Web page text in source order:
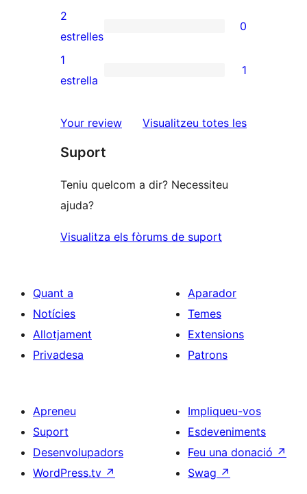
4
estrelles
valoracions
de
3
estrelles
0
valoracions
de
estrelles
2
estrelles
0
1
de
estrelles
1
estrella
1
Your review Visualitzeu totes lesressenyes
Suport
Teniu quelcom a dir? Necessiteu
ajuda?
Visualitza els fòrums de suport
Quant a
Notícies
Allotjament
Privadesa
Aparador
Temes
Extensions
Patrons
Apreneu
Suport
Desenvolupadors
WordPress.tv ↗
Impliqueu-vos
Esdeveniments
Feu una donació ↗
Swag ↗